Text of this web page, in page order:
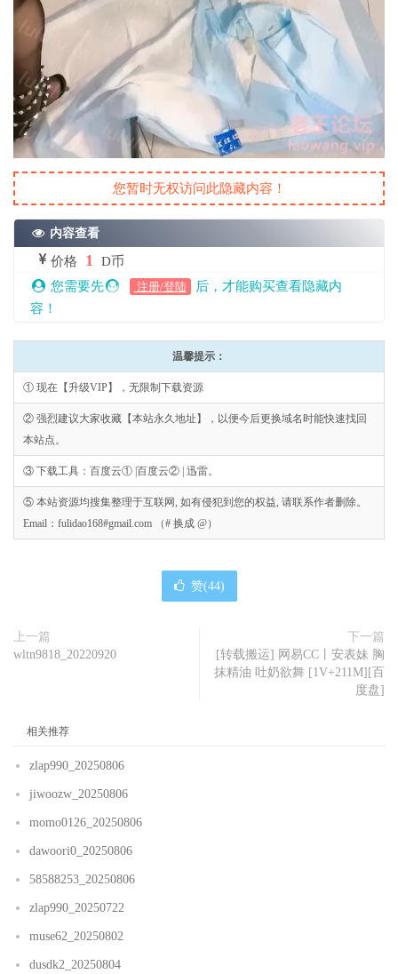
您暂时无权访问此隐藏内容！
内容查看
价格 1
D币
您需要先
注册/登陆
后，才能购买查看隐藏内
容！
温馨提示：
① 现在【升级VIP】，无限制下载资源
② 强烈建议大家收藏【本站永久地址】，以便今后更换域名时能快速找回
本站点。
③ 下载工具：百度云① |百度云② | 迅雷。
⑤ 本站资源均搜集整理于互联网, 如有侵犯到您的权益, 请联系作者删除。
Email：fulidao168#gmail.com （# 换成 @）
赞(44)
上一篇
wltn9818_20220920
下一篇
[转载搬运] 网易CC丨安表妹 胸
抹精油 吐奶欲舞 [1V+211M][百
度盘]
相关推荐
zlap990_20250806
jiwoozw_20250806
momo0126_20250806
dawoori0_20250806
58588253_20250806
zlap990_20250722
muse62_20250802
dusdk2_20250804